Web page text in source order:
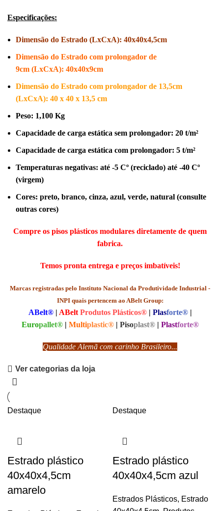
Especificações:
Dimensão do Estrado (LxCxA): 40x40x4,5cm
Dimensão do Estrado com prolongador de
9cm (LxCxA): 40x40x9cm
Dimensão do Estrado com prolongador de 13,5cm
(LxCxA): 40 x 40 x 13,5 cm
Peso: 1,100 Kg
Capacidade de carga estática sem prolongador: 20 t/m²
Capacidade de carga estática com prolongador: 5 t/m²
Temperaturas negativas: até -5 Cº (reciclado) até -40 Cº
(virgem)
Cores: preto, branco, cinza, azul, verde, natural (consulte
outras cores)
Compre os pisos plásticos modulares diretamente de quem
fabrica.
Temos pronta entrega e preços imbatíveis!
Marcas registradas pelo Instituto Nacional da Produtividade Industrial -
INPI quais pertencem ao ABelt Group:
ABelt®| ABelt Produtos Plásticos®| Plasforte® |
Europallet® | Multiplastic® | Pisoplast® | Plastforte®
Qualidade Alemã com carinho Brasileiro...
Ver categorias da loja
Destaque
Estrado plástico
40x40x4,5cm
amarelo
Destaque
Estrado plástico
40x40x4,5cm azul
Estrados Plásticos, Estrado